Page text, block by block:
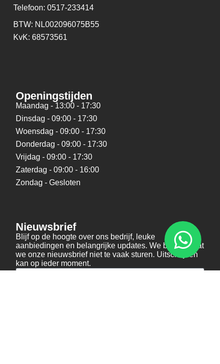
Telefoon: 0517-233414
BTW: NL002096075B55
KvK: 68573561
Openingstijden
Maandag - 13:00 - 17:30
Dinsdag - 09:00 - 17:30
Woensdag - 09:00 - 17:30
Donderdag - 09:00 - 17:30
Vrijdag - 09:00 - 17:30
Zaterdag - 09:00 - 16:00
Zondag - Gesloten
Nieuwsbrief
Blijf op de hoogte over ons bedrijf, leuke
aanbiedingen en belangrijke updates. We beloven dat
we onze nieuwsbrief niet te vaak sturen. Uitschrijven
kan op ieder moment.